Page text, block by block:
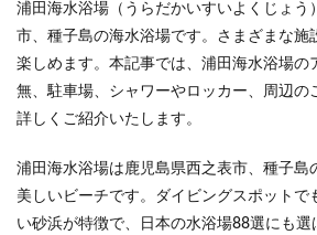
浦田海水浴場（うらだかいすいよくじょう
市、種子島の海水浴場です。さまざまな施
楽しめます。本記事では、浦田海水浴場の
無、駐車場、シャワーやロッカー、周辺の
詳しくご紹介いたします。
浦田海水浴場は鹿児島県西之表市、種子島
美しいビーチです。ダイビングスポットで
い砂浜が特徴で、日本の水浴場88選にも選